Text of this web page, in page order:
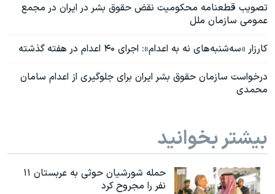
تصویب قطعنامه محکومیت نقض حقوق بشر در ایران در مجمع
عمومی سازمان ملل
کارزار «سه‌شنبه‌های نه به اعدام»: اجرای ۴۰ اعدام در هفته گذشته
درخواست سازمان حقوق بشر ایران برای جلوگیری از اعدام سامان
محمدی‌
بیشتر بخوانید
حمله شورشیان حوثی به عربستان ۱۱
نفر را مجروح کرد